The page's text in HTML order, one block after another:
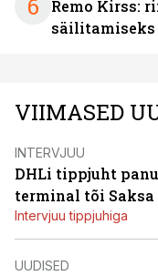
6
Remo Kirss:
säilitamiseks
VIIMASED
INTERVJUU
DHLi tippjuht
terminal tõi
Intervjuu tippjuhiga
UUDISED